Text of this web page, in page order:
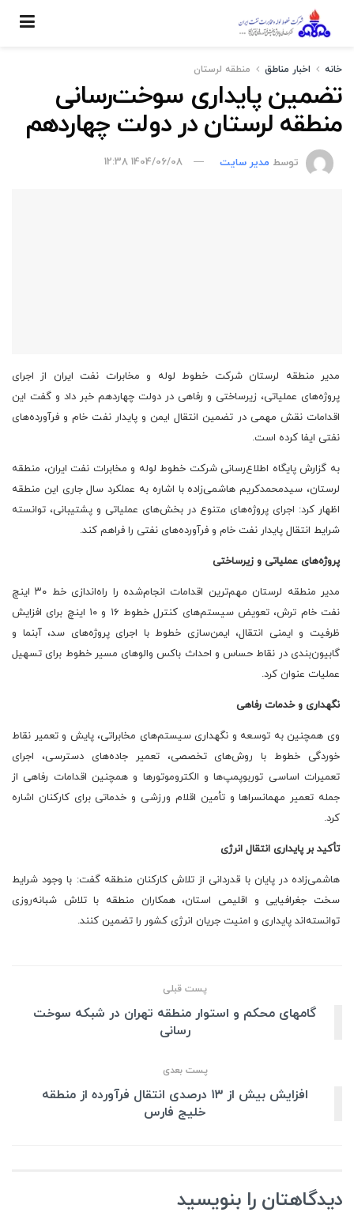
خانه اخبار مناطق منطقه لرستان
تضمین پایداری سوخت‌رسانی
منطقه لرستان در دولت چهاردهم
توسط مدیر سایت 1404/06/08 12:38
مدیر منطقه لرستان شرکت خطوط لوله و مخابرات نفت ایران از اجرای
پروژه‌های عملیاتی، زیرساختی و رفاهی در دولت چهاردهم خبر داد و گفت این
اقدامات نقش مهمی در تضمین انتقال ایمن و پایدار نفت خام و فرآورده‌های
نفتی ایفا کرده است.
به گزارش پایگاه اطلاع‌رسانی شرکت خطوط لوله و مخابرات نفت ایران، منطقه
لرستان، سیدمحمدکریم هاشمی‌زاده با اشاره به عملکرد سال جاری این منطقه
اظهار کرد: اجرای پروژه‌های متنوع در بخش‌های عملیاتی و پشتیبانی، توانسته
شرایط انتقال پایدار نفت خام و فرآورده‌های نفتی را فراهم کند.
پروژه‌های عملیاتی و زیرساختی
مدیر منطقه لرستان مهم‌ترین اقدامات انجام‌شده را راه‌اندازی خط ۳۰ اینچ
نفت خام ترش، تعویض سیستم‌های کنترل خطوط ۱۶ و ۱۰ اینچ برای افزایش
ظرفیت و ایمنی انتقال، ایمن‌سازی خطوط با اجرای پروژه‌های سد، آبنما و
گابیون‌بندی در نقاط حساس و احداث باکس والوهای مسیر خطوط برای تسهیل
عملیات عنوان کرد.
نگهداری و خدمات رفاهی
وی همچنین به توسعه و نگهداری سیستم‌های مخابراتی، پایش و تعمیر نقاط
خوردگی خطوط با روش‌های تخصصی، تعمیر جاده‌های دسترسی، اجرای
تعمیرات اساسی توربوپمپ‌ها و الکتروموتورها و همچنین اقدامات رفاهی از
جمله تعمیر مهمانسراها و تأمین اقلام ورزشی و خدماتی برای کارکنان اشاره
کرد.
تأکید بر پایداری انتقال انرژی
هاشمی‌زاده در پایان با قدردانی از تلاش کارکنان منطقه گفت: با وجود شرایط
سخت جغرافیایی و اقلیمی استان، همکاران منطقه با تلاش شبانه‌روزی
توانسته‌اند پایداری و امنیت جریان انرژی کشور را تضمین کنند.
پست قبلی
گامهای محکم و استوار منطقه تهران در شبکه سوخت
رسانی
پست بعدی
افزایش بیش از ۱۳ درصدی انتقال فرآورده از منطقه
خلیج فارس
دیدگاهتان را بنویسید